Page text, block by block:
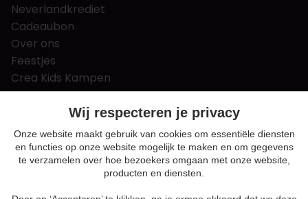
Neverlandkrediet
Cadeaubon
Over ons
Feestjes
Crea Kids Kampen
FAQ
Tips & tricks
Contact
Nieuws & Vacatures
Wij respecteren je privacy
Onze website maakt gebruik van cookies om essentiële diensten
en functies op onze website mogelijk te maken en om gegevens
te verzamelen over hoe bezoekers omgaan met onze website,
producten en diensten.